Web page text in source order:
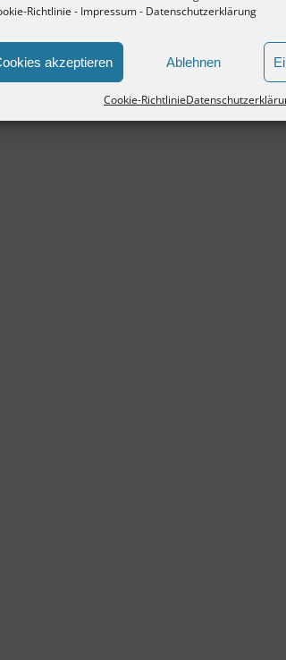
Richtlinie - Impressum- Datenschutzerklärung
akzeptieren Ablehnen
Cookie-Richtlinie